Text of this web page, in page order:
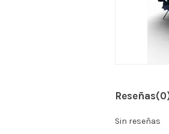
Reseñas
Sin reseñas